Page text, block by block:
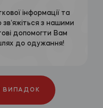
інформації та
з нашими
допомогти Вам
до одужання!
ВИПАДОК